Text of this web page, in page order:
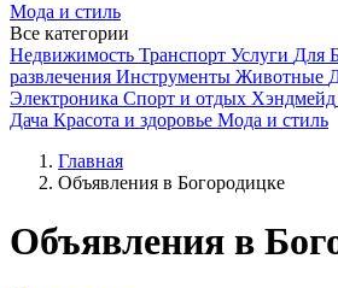
Мода и стиль
Все категории
Недвижимость Транспорт Услуги Для
развлечения Инструменты Животные
Электроника Спорт и отдых Хэндмейд
Дача Красота и здоровье Мода и стиль
Главная
Объявления в Богородицке
Объявления в